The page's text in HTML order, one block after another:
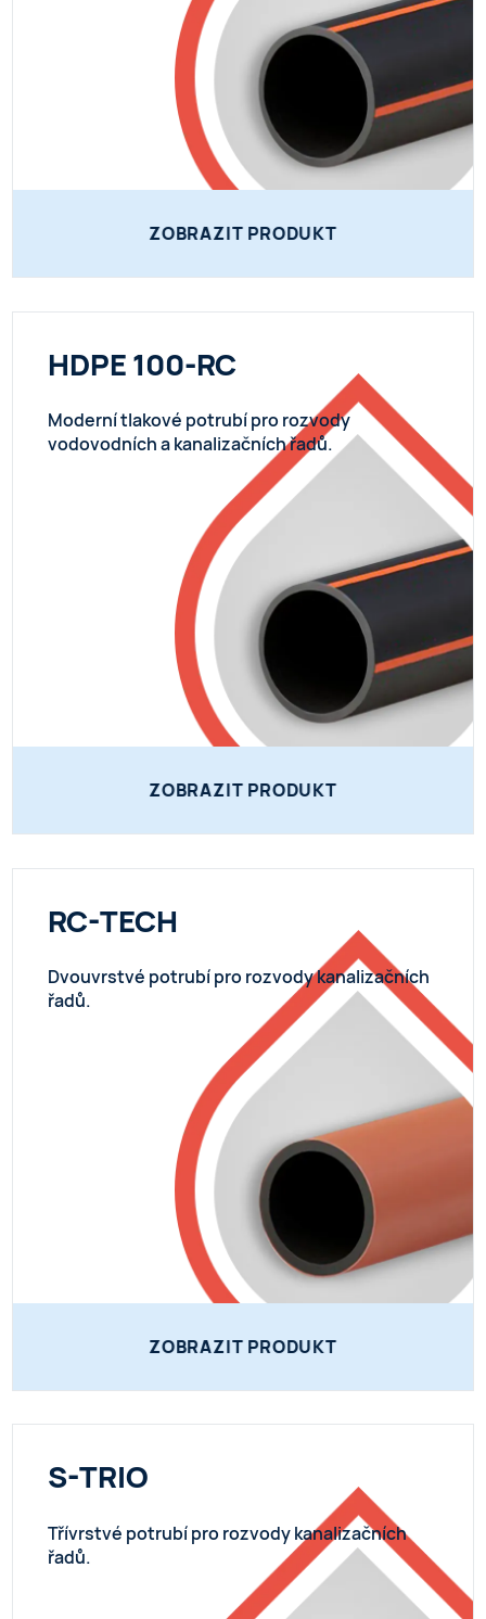
ZOBRAZIT PRODUKT
HDPE 100-RC
Moderní tlakové potrubí pro rozvody
vodovodních a kanalizačních řadů.
ZOBRAZIT PRODUKT
RC-TECH
Dvouvrstvé potrubí pro rozvody kanalizačních
řadů.
ZOBRAZIT PRODUKT
S-TRIO
Třívrstvé potrubí pro rozvody kanalizačních
řadů.